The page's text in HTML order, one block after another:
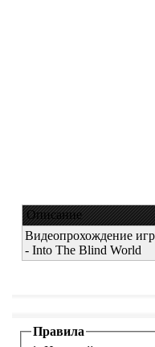
Описание
Видеопрохождение
- Into The Blind World
Правила